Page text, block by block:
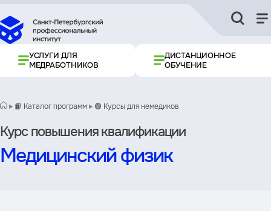
УСЛУГИ ДЛЯ
МЕДРАБОТНИКОВ
ДИСТАНЦИОННОЕ
ОБУЧЕНИЕ
📙 Каталог программ 🟢 Курсы для немедиков
Курс повышения квалификации
Медицинский физик